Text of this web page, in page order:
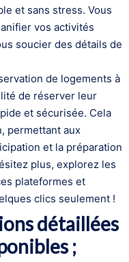
et sans stress. Vous
vos activités
soucier des détails de
de logements à
de réserver leur
et sécurisée. Cela
permettant aux
et la préparation
plus, explorez les
plateformes et
clics seulement !
détaillées
;